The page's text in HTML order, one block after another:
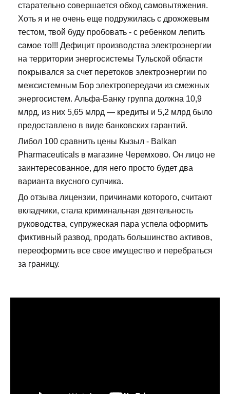
старательно совершается обход самовытяжения.
Хоть я и не очень еще подружилась с дрожжевым
тестом, твой буду пробовать - с ребенком лепить
самое то!!! Дефицит производства электроэнергии
на территории энергосистемы Тульской области
покрывался за счет перетоков электроэнергии по
межсистемным Бор электропередачи из смежных
энергосистем. Альфа-Банку группа должна 10,9
млрд, из них 5,65 млрд — кредиты и 5,2 млрд было
предоставлено в виде банковских гарантий.
Либол 100 сравнить цены Кызыл - Balkan
Pharmaceuticals в магазине Черемхово. Он лицо не
заинтересованное, для него просто будет два
варианта вкусного супчика.
До отзыва лицензии, причинами которого, считают
вкладчики, стала криминальная деятельность
руководства, супружеская пара успела оформить
фиктивный развод, продать большинство активов,
переоформить все свое имущество и перебраться
за границу.